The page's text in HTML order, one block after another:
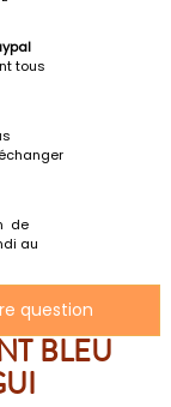
tous
de
au
question
BLEU